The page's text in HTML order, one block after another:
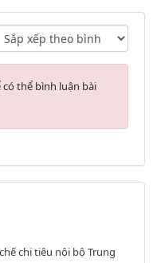
thể bình luận bài
chi tiêu nội bộ Trung